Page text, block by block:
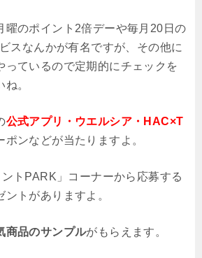
曜のポイント2倍デーや毎月20日の
スなんかが有名ですが、その他に
っているので定期的にチェックを
。
公式アプリ・ウエルシア・HAC×T
ポンなどが当たりますよ。
トPARK」コーナーから応募する
トがありますよ。
商品のサンプルがもらえます。